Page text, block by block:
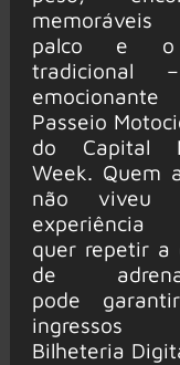
palco e
tradicional
Passeio
do Capital
Week. Quem
não viveu
quer repetir a
de
pode
Bilheteria